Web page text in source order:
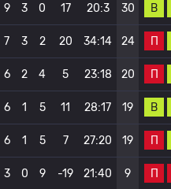
9 3 0 17 20:3 30 В
7 3 2 20 34:14 24 П
6 2 4 5 23:18 20 П
6 1 5 11 28:17 19 В
6 1 5 7 27:20 19 П
3 0 9 -19 21:40 9 П